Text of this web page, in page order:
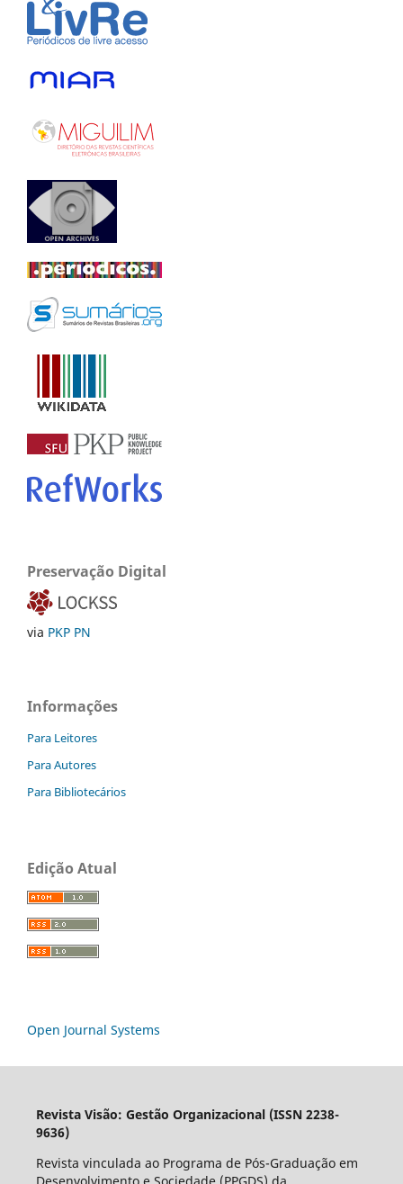
Preservação Digital
via PKP PN
Informações
Para Leitores
Para Autores
Para Bibliotecários
Edição Atual
Open Journal Systems
Revista Visão: Gestão Organizacional (ISSN 2238-
9636)
Revista vinculada ao Programa de Pós-Graduação em